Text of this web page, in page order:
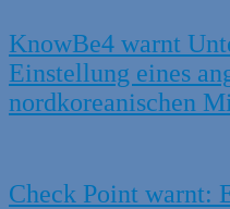
KnowBe4 warnt
Einstellung eines
nordkoreanischen
Check Point warnt: